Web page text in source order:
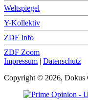
Weltspiegel
Y-Kollektiv
ZDF Info
ZDF Zoom
Impressum | Datenschutz
Copyright © 2026, Dokus